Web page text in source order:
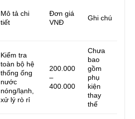
Mô tả chi
tiết
Đơn giá
VNĐ
Ghi chú
Kiểm tra
toàn bộ hệ
thống ống
nước
nóng/lạnh,
xử lý rò rỉ
200.000
–
400.000
Chưa
bao
gồm
phụ
kiện
thay
thế